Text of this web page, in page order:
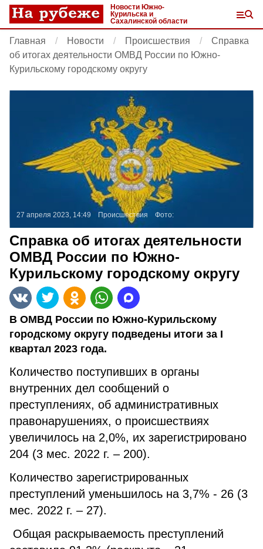
Новости Южно-
Курильска и
Сахалинской области
Главная Новости Происшествия
Справка
об итогах деятельности ОМВД России по Южно-
Курильскому городскому округу
27 апреля 2023, 14:49 Происшествия Фото:
Справка об итогах деятельности
ОМВД России по Южно-
Курильскому городскому округу
В ОМВД России по Южно-Курильскому
городскому округу подведены итоги за I
квартал 2023 года.
Количество поступивших в органы
внутренних дел сообщений о
преступлениях, об административных
правонарушениях, о происшествиях
увеличилось на 2,0%, их зарегистрировано
204 (3 мес. 2022 г. – 200).
Количество зарегистрированных
преступлений уменьшилось на 3,7% - 26 (3
мес. 2022 г. – 27).
Общая раскрываемость преступлений